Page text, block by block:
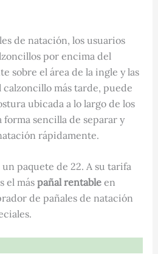
de natación, los usuarios
por encima del
sobre el área de la ingle y las
calzoncillo más tarde, puede
ubicada a lo largo de los
forma sencilla de separar y
rápidamente.
paquete de 22. A su tarifa
el más pañal rentableen
de pañales de natación